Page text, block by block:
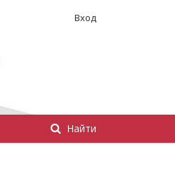
Найти
Вход